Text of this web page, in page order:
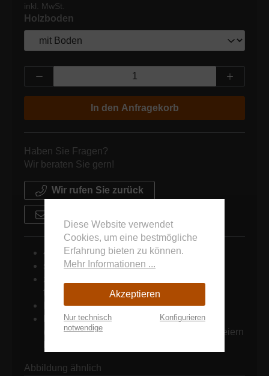
inkl. MwSt.
Holzboden
Produkt Anzahl: Gib den gewünschten
In den Anfragekorb
Haben Sie Fragen?
Wir beraten Sie gern!
Wir rufen Sie zurück
4 Tage = 1 Mieteinheit
schnelle Angebotserstellung
zuverlässige Lieferung/ Abholung durch
firmeneigene Fahrzeuge
Montageservice
keine Mindestbestellmengen
(Großveranstaltungen wie auch kleinere Feiern
Abbildung ähnlich
Diese Website verwendet
Cookies, um eine bestmögliche
Erfahrung bieten zu können.
Mehr Informationen ...
Akzeptieren
Nur technisch
notwendige
Konfigurieren